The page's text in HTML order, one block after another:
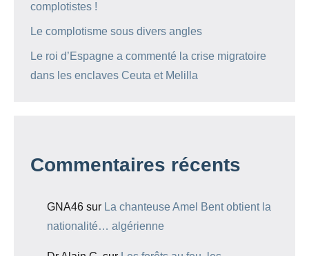
complotistes !
Le complotisme sous divers angles
Le roi d’Espagne a commenté la crise migratoire
dans les enclaves Ceuta et Melilla
Commentaires récents
GNA46 sur La chanteuse Amel Bent obtient la
nationalité… algérienne